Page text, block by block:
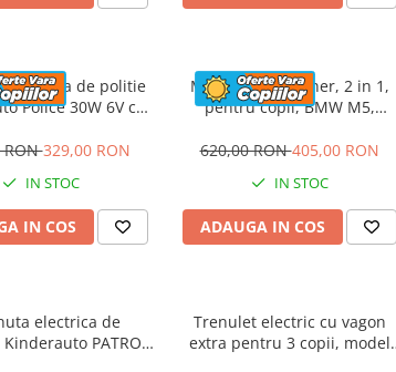
electrica de politie
Police 30W 6V cu
culoare Rosu
RON329,00 RON
IN STOC
IN COS
Masinuta cu maner, 2 in 1,
pentru copii, BMW M5,
620,00 RON405,00 RON
IN STOC
ADAUGA IN COS
electrica de
PATROL
Trenulet electric cu vagon
extra pentru 3 copii, model